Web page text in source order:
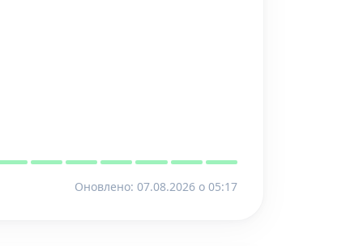
Оновлено: 07.08.2026 o 05:17